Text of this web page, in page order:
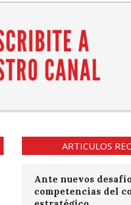
ARTICULOS
Ante nuevos
competencias del